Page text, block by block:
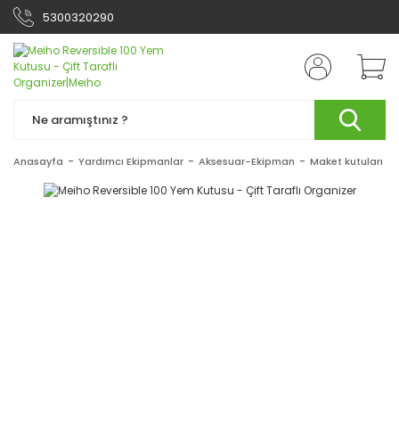
5300320290
Anasayfa Yardımcı Ekipmanlar Aksesuar-Ekipman Maket kutuları